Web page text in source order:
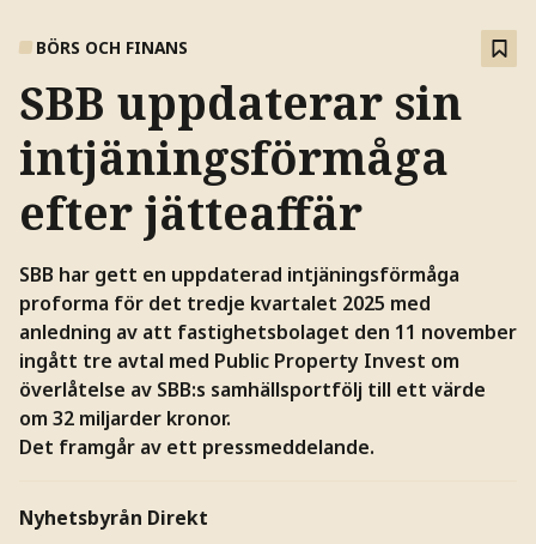
BÖRS OCH FINANS
SBB uppdaterar sin
intjäningsförmåga
efter jätteaffär
SBB har gett en uppdaterad intjäningsförmåga
proforma för det tredje kvartalet 2025 med
anledning av att fastighetsbolaget den 11 november
ingått tre avtal med Public Property Invest om
överlåtelse av SBB:s samhällsportfölj till ett värde
om 32 miljarder kronor.
Det framgår av ett pressmeddelande.
Nyhetsbyrån Direkt